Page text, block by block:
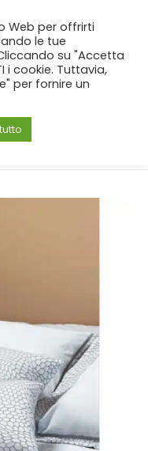
per ordini da 99€!
Web per offrirti
le tue
su "Accetta
i cookie. Tuttavia,
per fornire un